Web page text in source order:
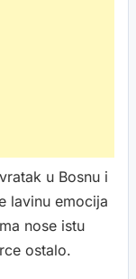
u Bosnu i
lavinu emocija
nose istu
ostalo.